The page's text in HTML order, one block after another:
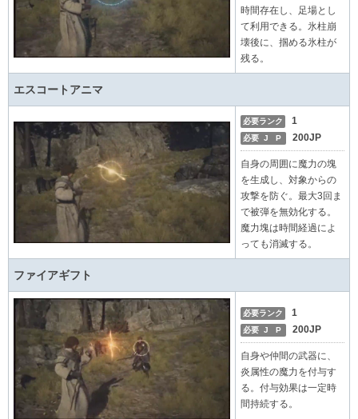
時間存在し、足場とし
て利用できる。氷柱崩
壊後に、掴める氷柱が
残る。
エスコートアニマ
必要ランク 1
必要 J P 200JP
自身の周囲に魔力の塊
を生成し、対象からの
攻撃を防ぐ。最大3回ま
で被弾を無効化する。
魔力塊は時間経過によ
っても消滅する。
ファイアギフト
必要ランク 1
必要 J P 200JP
自身や仲間の武器に、
炎属性の魔力を付与す
る。付与効果は一定時
間持続する。